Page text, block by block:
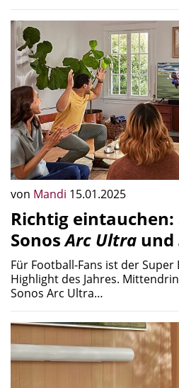
von Mandi 15.01.2025
Richtig
SonosArc Ultra und
Für Football-Fans ist der Super
Highlight des Jahres.
Sonos Arc Ultra…